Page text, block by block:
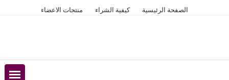
الصفحة الرئيسية كيفية الشراء منتجات الاعضاء